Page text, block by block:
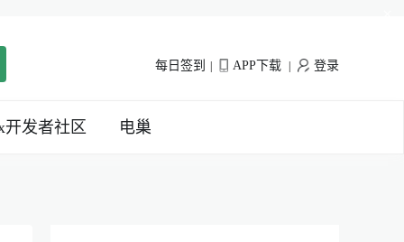
每日签到 APP下载 登录
发者社区 电巢